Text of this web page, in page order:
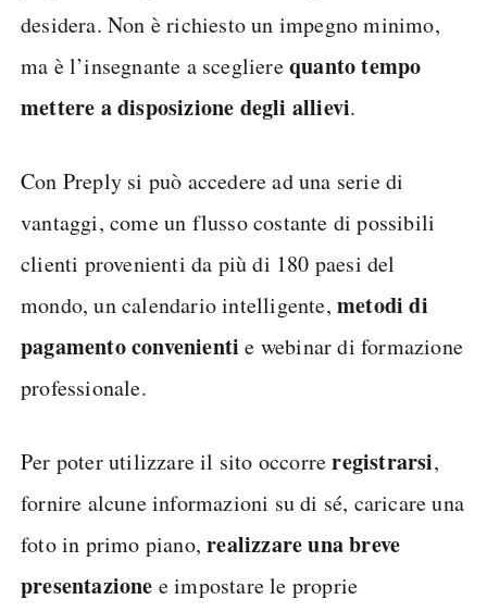
desidera. Non è richiesto un impegno minimo,
ma è l’insegnante a sceglierequanto tempo
mettere a disposizione degli allievi.
Con Preply si può accedere ad una serie di
vantaggi, come un flusso costante di possibili
clienti provenienti da più di 180 paesi del
mondo, un calendario intelligente, metodi di
pagamento convenienti e webinar di formazione
professionale.
Per poter utilizzare il sito occorreregistrarsi,
fornire alcune informazioni su di sé, caricare una
foto in primo piano,realizzare una breve
presentazione e impostare le proprie